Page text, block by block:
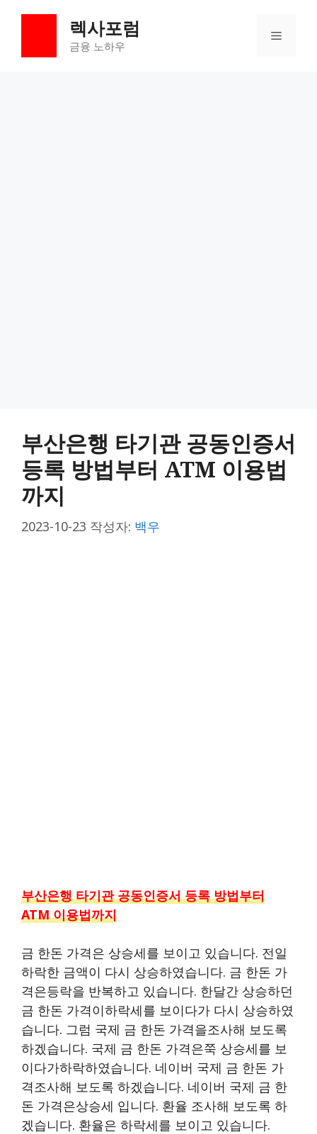
렉사포럼
금융 노하우
메
부산은행 타기관 공동인증서
등록 방법부터 ATM 이용법
까지
2023-10-23 작성자: 백우
부산은행 타기관 공동인증서 등록 방법부터
ATM 이용법까지
금 한돈 가격은 상승세를 보이고 있습니다. 전일
하락한 금액이 다시 상승하였습니다. 금 한돈 가
격은등락을 반복하고 있습니다. 한달간 상승하던
금 한돈 가격이하락세를 보이다가 다시 상승하였
습니다. 그럼 국제 금 한돈 가격을조사해 보도록
하겠습니다. 국제 금 한돈 가격은쭉 상승세를 보
이다가하락하였습니다. 네이버 국제 금 한돈 가
격조사해 보도록 하겠습니다. 네이버 국제 금 한
돈 가격은상승세 입니다. 환율 조사해 보도록 하
겠습니다. 환율은 하락세를 보이고 있습니다.